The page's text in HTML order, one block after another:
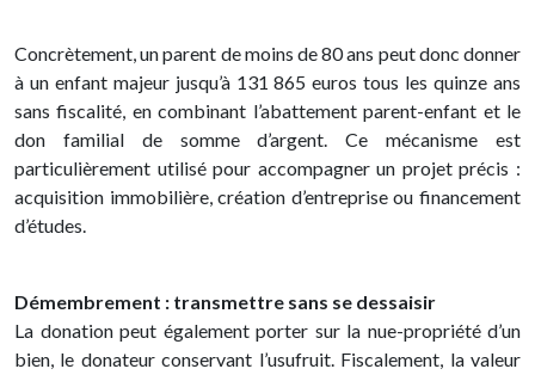
Concrètement, un parent de moins de 80 ans peut donc donner
à un enfant majeur jusqu’à 131 865 euros tous les quinze ans
sans fiscalité, en combinant l’abattement parent-enfant et le
don familial de somme d’argent. Ce mécanisme est
particulièrement utilisé pour accompagner un projet précis :
acquisition immobilière, création d’entreprise ou financement
d’études.
Démembrement : transmettre sans se dessaisir
La donation peut également porter sur la nue-propriété d’un
bien, le donateur conservant l’usufruit. Fiscalement, la valeur